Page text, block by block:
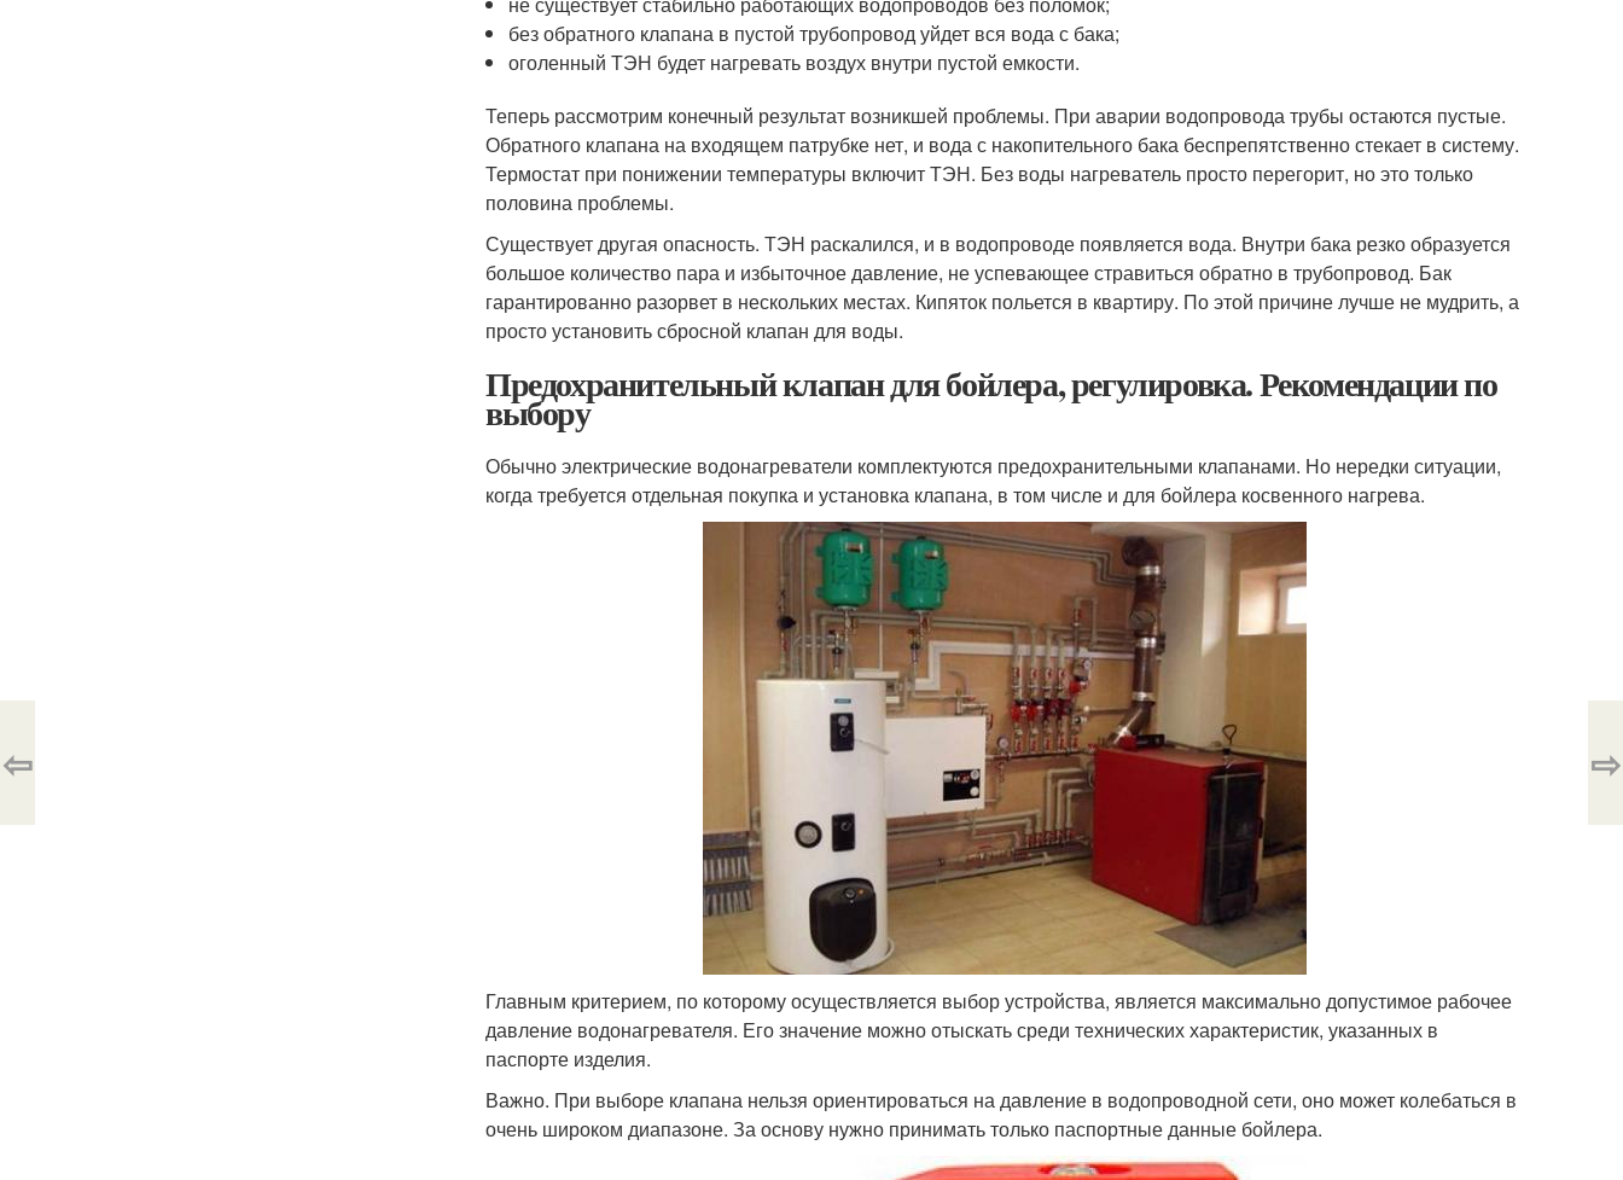
без обратного клапана в пустой трубопровод уйдет вся вода с бака;
оголенный ТЭН будет нагревать воздух внутри пустой емкости.
Теперь рассмотрим конечный результат возникшей проблемы. При аварии водопровода трубы остаются пустые.
Обратного клапана на входящем патрубке нет, и вода с накопительного бака беспрепятственно стекает в систему.
Термостат при понижении температуры включит ТЭН. Без воды нагреватель просто перегорит, но это только
половина проблемы.
Существует другая опасность. ТЭН раскалился, и в водопроводе появляется вода. Внутри бака резко образуется
большое количество пара и избыточное давление, не успевающее стравиться обратно в трубопровод. Бак
гарантированно разорвет в нескольких местах. Кипяток польется в квартиру. По этой причине лучше не мудрить, а
просто установить сбросной клапан для воды.
Предохранительный клапан для бойлера, регулировка. Рекомендации по
выбору
Обычно электрические водонагреватели комплектуются предохранительными клапанами. Но нередки ситуации,
когда требуется отдельная покупка и установка клапана, в том числе и для бойлера косвенного нагрева.
Главным критерием, по которому осуществляется выбор устройства, является максимально допустимое рабочее
давление водонагревателя. Его значение можно отыскать среди технических характеристик, указанных в
паспорте изделия.
Важно. При выборе клапана нельзя ориентироваться на давление в водопроводной сети, оно может колебаться в
очень широком диапазоне. За основу нужно принимать только паспортные данные бойлера.
⇦ ⇨